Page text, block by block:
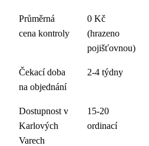
Průměrná
cena kontroly
0 Kč
(hrazeno
pojišťovnou)
Čekací doba
na objednání
2-4 týdny
Dostupnost v
Karlových
Varech
15-20
ordinací